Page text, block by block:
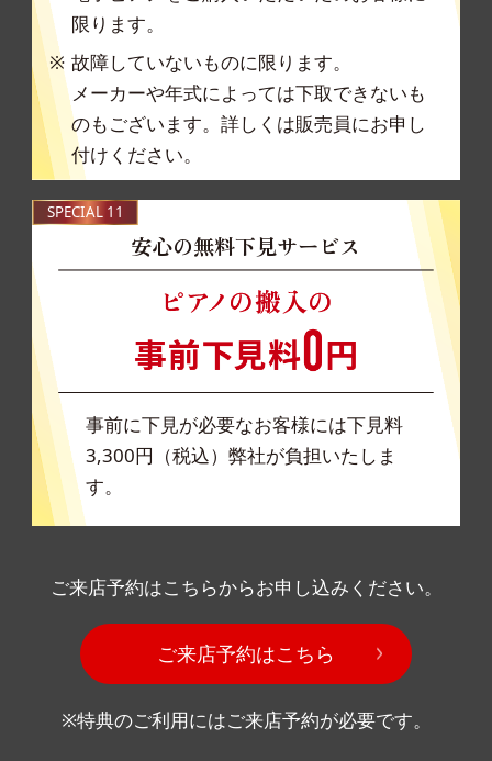
限ります。
故障していないものに限ります。
メーカーや年式によっては下取できないも
のもございます。詳しくは販売員にお申し
付けください。
SPECIAL 11
安心の無料下見サービス
事前に下見が必要なお客様には下見料
3,300円（税込）弊社が負担いたしま
す。
ご来店予約はこちらからお申し込みください。
ご来店予約はこちら
※特典のご利用にはご来店予約が必要です。